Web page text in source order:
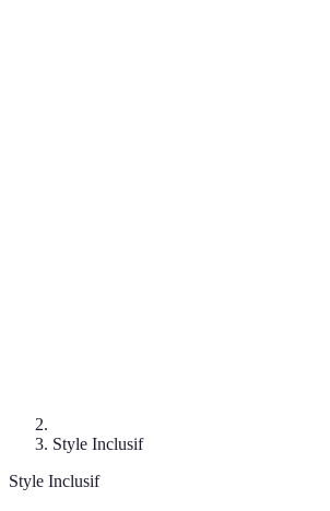
Style Inclusif
Style Inclusif